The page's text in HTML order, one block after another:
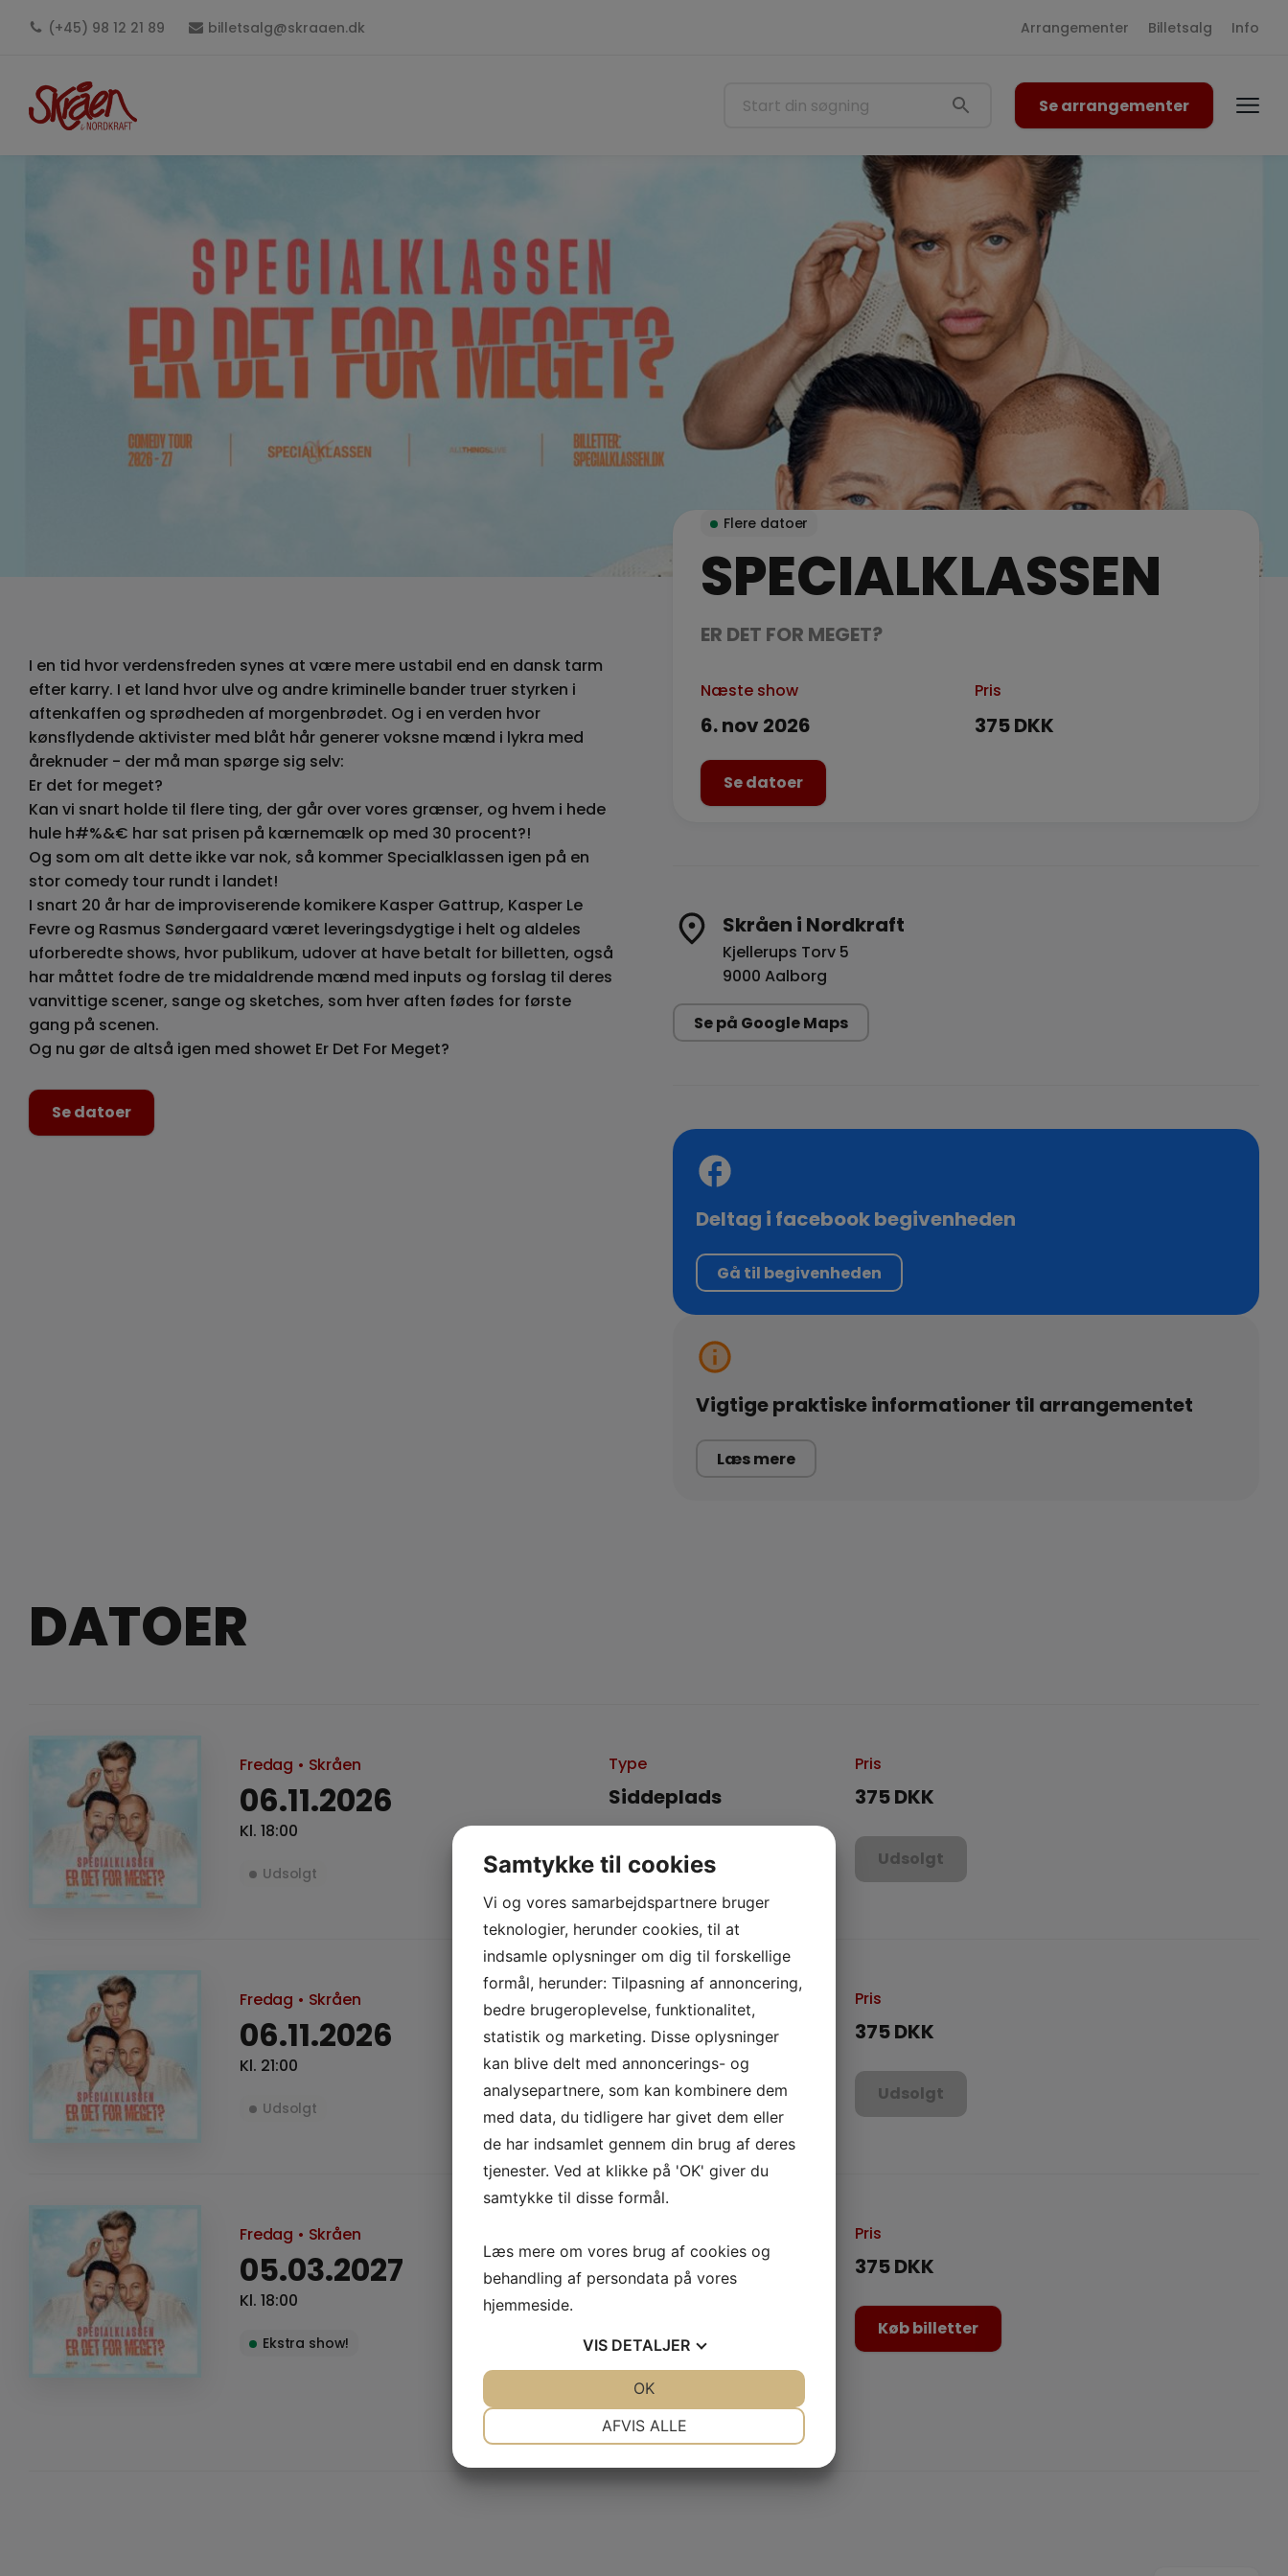
(+45) 98 12 21 89 billetsalg@skraaen.dk Arrangementer Billetsalg Info
Se arrangementer
I en tid hvor verdensfreden synes at være mere ustabil end en dansk tarm
efter karry. I et land hvor ulve og andre kriminelle bander truer styrken i
aftenkaffen og sprødheden af morgenbrødet. Og i en verden hvor
kønsflydende aktivister med blåt hår generer voksne mænd i lykra med
åreknuder - der må man spørge sig selv:
Er det for meget?
Kan vi snart holde til flere ting, der går over vores grænser, og hvem i hede
hule h#%&€ har sat prisen på kærnemælk op med 30 procent?!
Og som om alt dette ikke var nok, så kommer Specialklassen igen på en
stor comedy tour rundt i landet!
I snart 20 år har de improviserende komikere Kasper Gattrup, Kasper Le
Fevre og Rasmus Søndergaard været leveringsdygtige i helt og aldeles
uforberedte shows, hvor publikum, udover at have betalt for billetten, også
har måttet fodre de tre midaldrende mænd med inputs og forslag til deres
vanvittige scener, sange og sketches, som hver aften fødes for første
gang på scenen.
Og nu gør de altså igen med showet Er Det For Meget?
Se datoer
Flere datoer
SPECIALKLASSEN
ER DET FOR MEGET?
Næste show
6. nov 2026
Pris
375 DKK
Se datoer
Skråen i Nordkraft
Kjellerups Torv 5
9000 Aalborg
Se på Google Maps
Deltag i facebook begivenheden
Gå til begivenheden
Vigtige praktiske informationer til arrangementet
Læs mere
DATOER
Fredag • Skråen
06.11.2026
Kl. 18:00
Udsolgt
Type
Siddeplads
Pris
375 DKK
17:00 Udsolgt
Fredag • Skråen
06.11.2026
Kl. 21:00
Udsolgt
Type
Siddeplads
Pris
375 DKK
Dørene åbner
20:30 Udsolgt
Fredag • Skråen
05.03.2027
Kl. 18:00
Ekstra show!
Siddeplads
Pris
375 DKK
17:00 Køb billetter
Samtykke til cookies
Vi og vores samarbejdspartnere bruger
teknologier, herunder cookies, til at
indsamle oplysninger om dig til forskellige
formål, herunder: Tilpasning af annoncering,
bedre brugeroplevelse, funktionalitet,
statistik og marketing. Disse oplysninger
kan blive delt med annoncerings- og
analysepartnere, som kan kombinere dem
med data, du tidligere har givet dem eller
de har indsamlet gennem din brug af deres
tjenester. Ved at klikke på 'OK' giver du
samtykke til disse formål.
Læs mere om vores brug af cookies og
behandling af persondata på vores
hjemmeside.
VIS DETALJER
AFVIS ALLE
OK